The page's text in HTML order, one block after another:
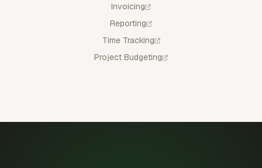
Invoicing
Reporting
Time Tracking
Project Budgeting